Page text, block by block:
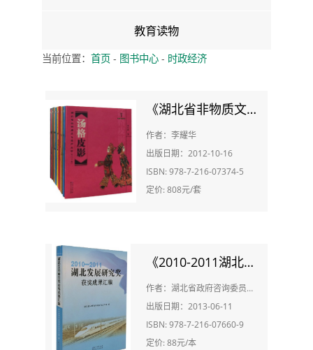
教育读物
当前位置： 首页- 图书中心- 时政经济
《湖北省非物质文化遗产丛书（2012）》
作者：李耀华
出版日期：2012-10-16
ISBN: 978-7-216-07374-5
定价: 808元/套
《2010-2011湖北发展研究奖获奖成果汇编》
作者：湖北省政府咨询委员会办公室
出版日期：2013-06-11
ISBN: 978-7-216-07660-9
定价: 88元/本